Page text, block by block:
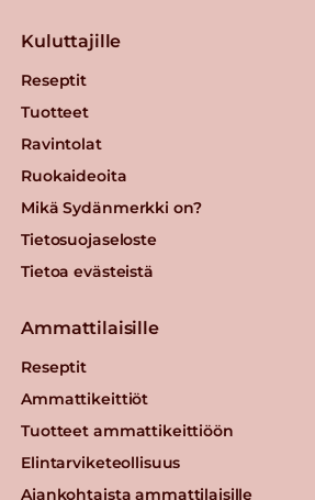
Kuluttajille
Reseptit
Tuotteet
Ravintolat
Ruokaideoita
Mikä Sydänmerkki on?
Tietosuojaseloste
Tietoa evästeistä
Ammattilaisille
Reseptit
Ammattikeittiöt
Tuotteet ammattikeittiöön
Elintarviketeollisuus
Ajankohtaista ammattilaisille